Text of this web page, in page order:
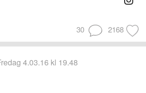
30 2168
fredag 4.03.16 kl 19.48